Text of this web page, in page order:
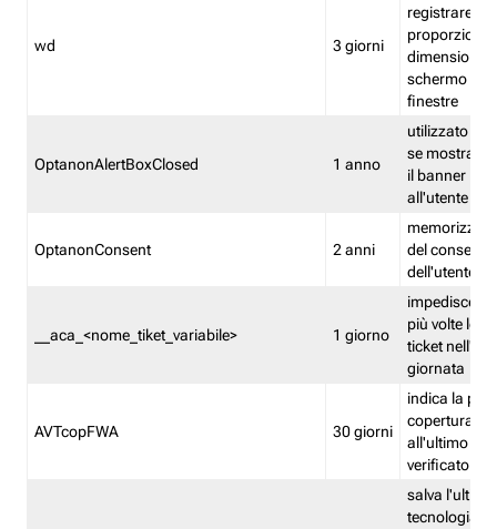
wd 3 giorni
registrare le
proporzioni
dimensioni
schermo e
finestre
OptanonAlertBoxClosed 1 anno
utilizzato per
se mostrare
il banner
all'utente
OptanonConsent 2 anni
memorizza
del
dell'utente
__aca_<nome_tiket_variabile> 1 giorno
impedisce di
più volte lo
ticket
giornata
AVTcopFWA 30 giorni
indica la
copertura
all'ultimo
verificato
salva l'ultima
tecnologia